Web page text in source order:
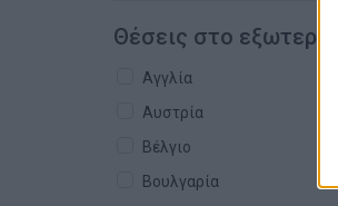
Θέσεις στο εξωτερικό
Αγγλία
Αυστρία
Βέλγιο
Βουλγαρία